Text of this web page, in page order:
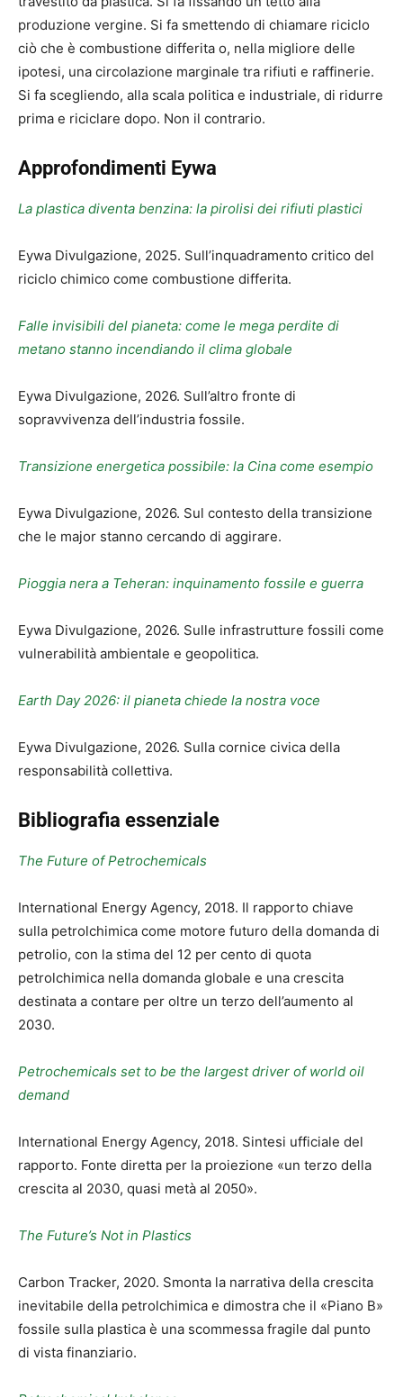
produzione vergine. Si fa smettendo di chiamare riciclo
ciò che è combustione differita o, nella migliore delle
ipotesi, una circolazione marginale tra rifiuti e raffinerie.
Si fa scegliendo, alla scala politica e industriale, di ridurre
prima e riciclare dopo. Non il contrario.
Approfondimenti Eywa
La plastica diventa benzina: la pirolisi dei rifiuti plastici
Eywa Divulgazione, 2025. Sull’inquadramento critico del
riciclo chimico come combustione differita.
Falle invisibili del pianeta: come le mega perdite di
metano stanno incendiando il clima globale
Eywa Divulgazione, 2026. Sull’altro fronte di
sopravvivenza dell’industria fossile.
Transizione energetica possibile: la Cina come esempio
Eywa Divulgazione, 2026. Sul contesto della transizione
che le major stanno cercando di aggirare.
Pioggia nera a Teheran: inquinamento fossile e guerra
Eywa Divulgazione, 2026. Sulle infrastrutture fossili come
vulnerabilità ambientale e geopolitica.
Earth Day 2026: il pianeta chiede la nostra voce
Eywa Divulgazione, 2026. Sulla cornice civica della
responsabilità collettiva.
Bibliografia essenziale
The Future of Petrochemicals
International Energy Agency, 2018. Il rapporto chiave
sulla petrolchimica come motore futuro della domanda di
petrolio, con la stima del 12 per cento di quota
petrolchimica nella domanda globale e una crescita
destinata a contare per oltre un terzo dell’aumento al
2030.
Petrochemicals set to be the largest driver of world oil
demand
International Energy Agency, 2018. Sintesi ufficiale del
rapporto. Fonte diretta per la proiezione «un terzo della
crescita al 2030, quasi metà al 2050».
The Future’s Not in Plastics
Carbon Tracker, 2020. Smonta la narrativa della crescita
inevitabile della petrolchimica e dimostra che il «Piano B»
fossile sulla plastica è una scommessa fragile dal punto
di vista finanziario.